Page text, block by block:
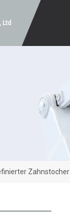
Ltd
Zahnstocher